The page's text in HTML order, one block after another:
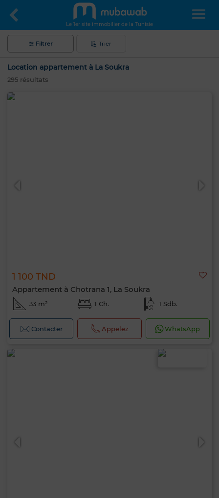
Le 1er site immobilier de la Tunisie
Filtrer Trier
Location appartement à La Soukra
295 résultats
1 100 TND
Appartement à Chotrana 1, La Soukra
33 m² 1 Ch. 1 Sdb.
Contacter Appelez WhatsApp